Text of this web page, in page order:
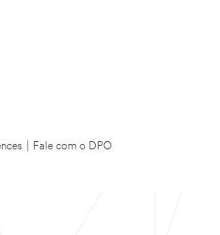
Fale com o DPO